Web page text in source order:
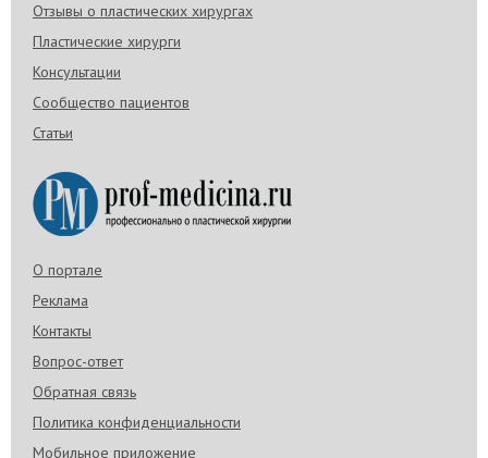
Отзывы о пластических хирургах
Пластические хирурги
Консультации
Сообщество пациентов
Статьи
О портале
Реклама
Контакты
Вопрос-ответ
Обратная связь
Политика конфиденциальности
Мобильное приложение